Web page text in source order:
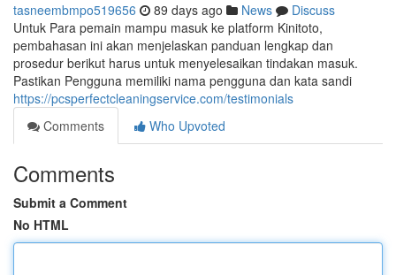
tasneembmpo519656 89 days ago News
Discuss
Untuk Para pemain mampu masuk ke platform Kinitoto,
pembahasan ini akan menjelaskan panduan lengkap dan
prosedur berikut harus untuk menyelesaikan tindakan masuk.
Pastikan Pengguna memiliki nama pengguna dan kata sandi
https://pcsperfectcleaningservice.com/testimonials
Comments
Who Upvoted
Comments
Submit a Comment
No HTML